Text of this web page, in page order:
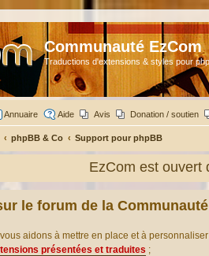
Communauté EzCom
Traductions d'extensions & styles pour
Annuaire Aide Avis Donation / soutien
phpBB & Co Support pour phpBB
EzCom est ouvert
le forum de la
aidons à mettre en place et à
présentées et traduites ;